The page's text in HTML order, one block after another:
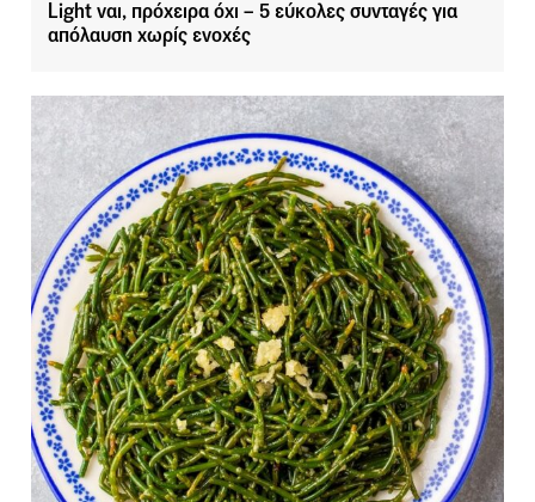
Light ναι, πρόχειρα όχι – 5 εύκολες συνταγές για
απόλαυση χωρίς ενοχές